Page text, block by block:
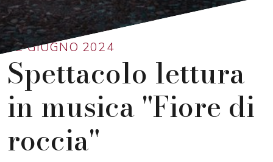
02 GIUGNO 2024
Spettacolo lettura
in musica "Fiore di
roccia"